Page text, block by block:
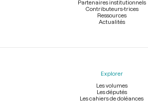
Partenaires institutionnels
Contributeurs-trices
Ressources
Actualités
Explorer
Les volumes
Les députés
Les cahiers de doléances